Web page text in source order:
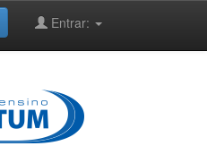
Entrar: